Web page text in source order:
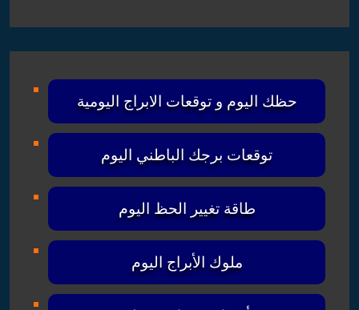
حظك اليوم و توقعات الابراج اليومية
توقعات برجك الباطني اليوم
طاقة تغيير الحظ اليوم
ملوك الأبراج اليوم